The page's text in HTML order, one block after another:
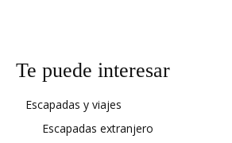
Te puede interesar
Escapadas y viajes
Escapadas extranjero